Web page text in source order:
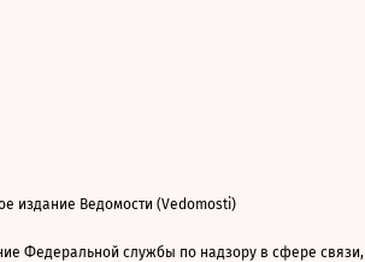
издание Ведомости (Vedomosti)
Федеральной службы по надзору в сфере связи,